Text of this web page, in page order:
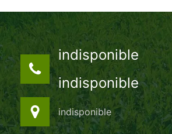
indisponible
indisponible
indisponible